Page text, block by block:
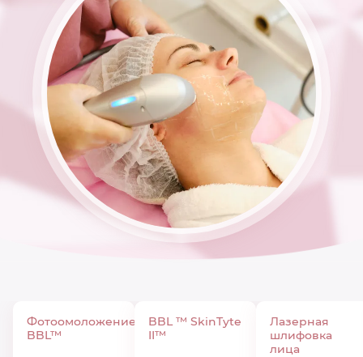
Фотоомоложение
BBL™
BBL ™ SkinTyte
II™
Лазерная
шлифовка
лица